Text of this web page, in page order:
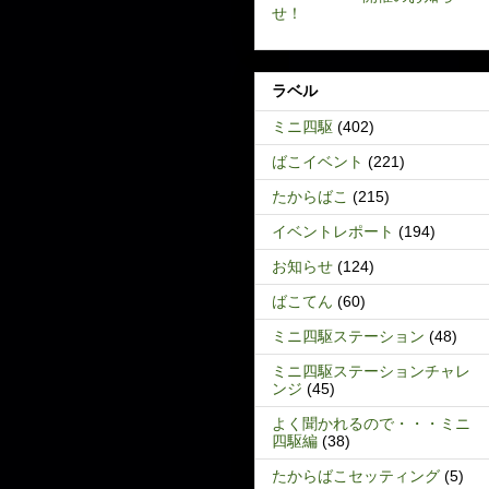
せ！
ラベル
ミニ四駆 (402)
ばこイベント (221)
たからばこ (215)
イベントレポート (194)
お知らせ (124)
ばこてん (60)
ミニ四駆ステーション (48)
ミニ四駆ステーションチャレ
ンジ (45)
よく聞かれるので・・・ミニ
四駆編 (38)
たからばこセッティング (5)